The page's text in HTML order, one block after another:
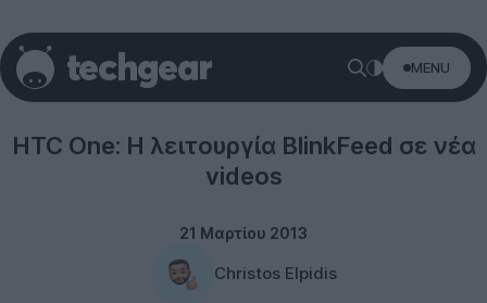
MENU
Smartphones
HTC One: Η λειτουργία BlinkFeed σε νέα
videos
21 Μαρτίου 2013
Christos Elpidis